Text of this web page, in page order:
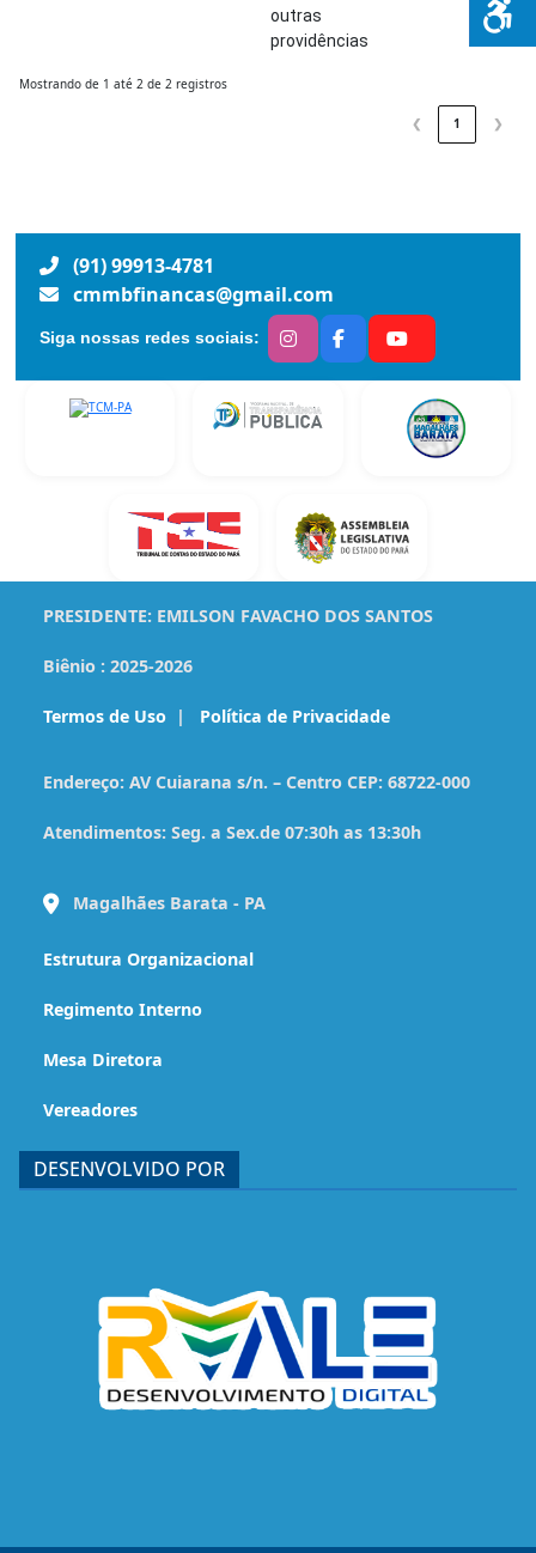
outras
providências
Mostrando de 1 até 2 de 2 registros
❮ 1 ❯
(91) 99913-4781
cmmbfinancas@gmail.com
Siga nossas redes sociais:
PRESIDENTE: EMILSON FAVACHO DOS SANTOS
Biênio : 2025-2026
Termos de Uso | Política de Privacidade
Endereço: AV Cuiarana s/n. – Centro CEP: 68722-000
Atendimentos: Seg. a Sex.de 07:30h as 13:30h
Magalhães Barata - PA
Estrutura Organizacional
Regimento Interno
Mesa Diretora
Vereadores
DESENVOLVIDO POR